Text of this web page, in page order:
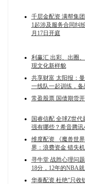
千层金配资 满帮集
1起涉及服务合同纠
月17日开庭
利赢汇 出彩、出圈
现文化新样貌
共享财富 太阳报：
一线队一起训练，备
常盈股票 国债期货
国睿信配 全球Z世代
强有哪些？希音腾讯
维度配资 《魔兽世
界：浪费资金 错失机
寻牛堂 战胜心理问
18分，12年的NBA
华泰配资 杜绝“只收